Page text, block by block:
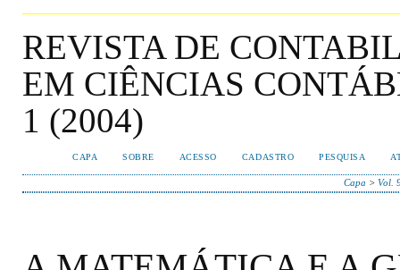
REVISTA DE
EM CIÊNCIAS
1 (2004)
CAPA SOBRE ACESSO CADASTRO PESQUISA
Capa > Vol.